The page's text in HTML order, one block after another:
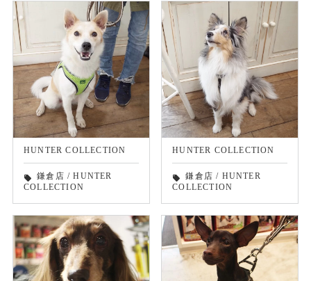
HUNTER COLLECTION
local_offer 鎌倉店 /HUNTER
COLLECTION
HUNTER COLLECTION
local_offer 鎌倉店 / HUNTER
COLLECTION